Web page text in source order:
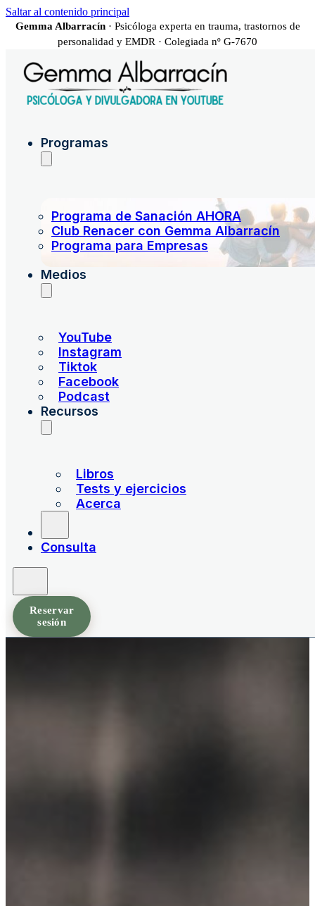
Saltar al contenido principal
Gemma Albarracín· Psicóloga experta en trauma, trastornos de
personalidad y EMDR · Colegiada nº G-7670
Programas
Programa de Sanación AHORA
Club Renacer con Gemma Albarracín
Programa para Empresas
Medios
YouTube
Instagram
Tiktok
Facebook
Podcast
Recursos
Libros
Tests y ejercicios
Acerca
Consulta
Reservar
sesión